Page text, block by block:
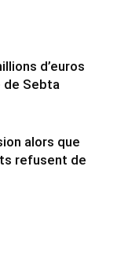
d’euros
de Sebta
alors que
refusent de